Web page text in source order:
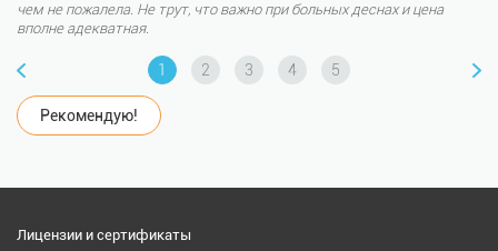
чем не пожалела. Не трут, что важно при больных деснах и цена
вполне адекватная.
1 2 3 4 5
Рекомендую!
Лицензии и сертификаты